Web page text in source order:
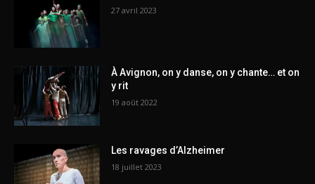
27 avril 2023
À Avignon, on y danse, on y chante… et on
y rit
19 août 2022
Les ravages d’Alzheimer
18 juillet 2023